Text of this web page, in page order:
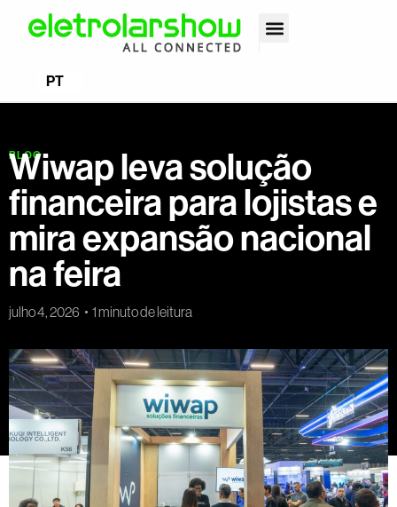
PT
ES
BLOG
Wiwap leva solução
financeira para lojistas e
mira expansão nacional
na feira
julho 4, 2026 1 minuto de leitura